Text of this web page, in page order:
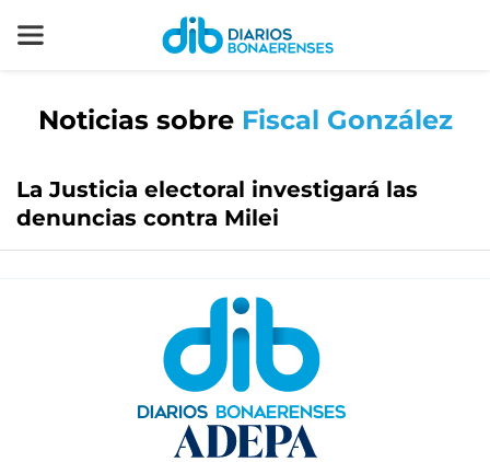
Noticias sobre Fiscal González
La Justicia electoral investigará las
denuncias contra Milei